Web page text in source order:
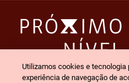
Utilizamos cookies e tecnologia
experiência de navegação de